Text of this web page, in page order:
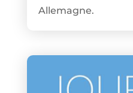
Allemagne.